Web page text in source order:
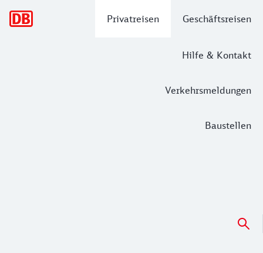
Privatreisen Geschäftsreisen
Hilfe & Kontakt
Verkehrsmeldungen
Baustellen